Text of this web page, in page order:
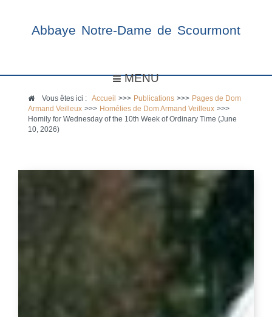
Abbaye Notre-Dame de Scourmont
MENU
Vous êtes ici :Accueil >>> Publications >>> Pages de Dom
Armand Veilleux >>> Homélies de Dom Armand Veilleux >>>
Homily for Wednesday of the 10th Week of Ordinary Time (June
10, 2026)